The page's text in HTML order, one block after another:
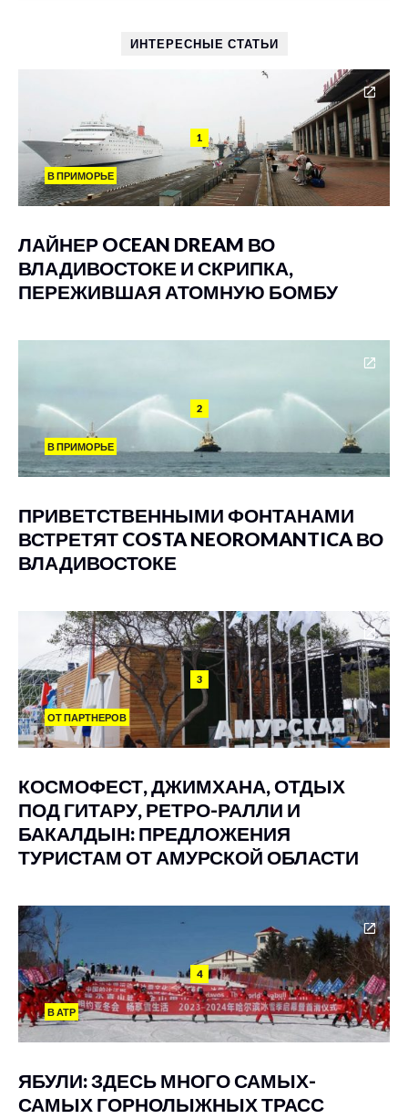
ИНТЕРЕСНЫЕ СТАТЬИ
1
В ПРИМОРЬЕ
ЛАЙНЕР OCEAN DREAM ВО
ВЛАДИВОСТОКЕ И СКРИПКА,
ПЕРЕЖИВШАЯ АТОМНУЮ БОМБУ
2
В ПРИМОРЬЕ
ПРИВЕТСТВЕННЫМИ ФОНТАНАМИ
ВСТРЕТЯТ COSTA NEOROMANTICA ВО
ВЛАДИВОСТОКЕ
3
ОТ ПАРТНЕРОВ
КОСМОФЕСТ, ДЖИМХАНА, ОТДЫХ
ПОД ГИТАРУ, РЕТРО-РАЛЛИ И
БАКАЛДЫН: ПРЕДЛОЖЕНИЯ
ТУРИСТАМ ОТ АМУРСКОЙ ОБЛАСТИ
4
В АТР
ЯБУЛИ: ЗДЕСЬ МНОГО САМЫХ-
САМЫХ ГОРНОЛЫЖНЫХ ТРАСС